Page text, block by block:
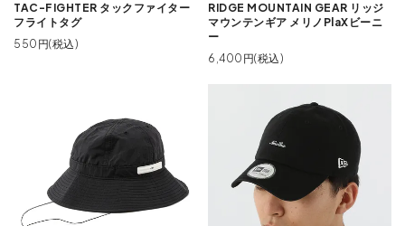
TAC-FIGHTER タックファイター
フライトタグ
550円(税込)
RIDGE MOUNTAIN GEAR リッジ
マウンテンギア メリノPlaXビーニ
ー
6,400円(税込)